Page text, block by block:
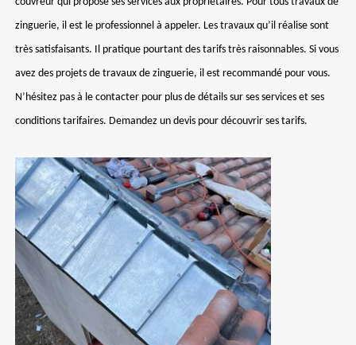
zinguerie, il est le professionnel à appeler. Les travaux qu’il réalise sont
très satisfaisants. Il pratique pourtant des tarifs très raisonnables. Si vous
avez des projets de travaux de zinguerie, il est recommandé pour vous.
N’hésitez pas à le contacter pour plus de détails sur ses services et ses
conditions tarifaires. Demandez un devis pour découvrir ses tarifs.